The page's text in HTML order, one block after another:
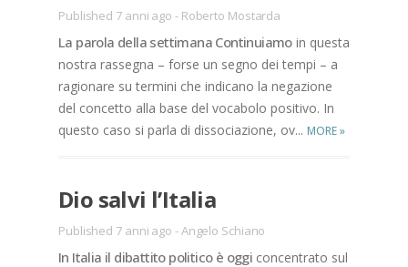
Published 7 anni ago - Roberto Mostarda
La pa­ro­la del­la set­ti­ma­na Con­ti­nuia­moin que­sta
no­stra ras­se­gna – for­se un se­gno dei tem­pi – a
ra­gio­na­re su ter­mi­ni che in­di­ca­no la ne­ga­zio­ne
del con­cet­to alla base del vo­ca­bo­lo po­si­ti­vo. In
que­sto caso si par­la di dis­so­cia­zio­ne, ov­... MORE»
Dio sal­vi l’I­ta­lia
Published 7 anni ago -Angelo Schiano
In Ita­lia il di­bat­ti­to po­li­ti­co è oggi con­cen­tra­to sul